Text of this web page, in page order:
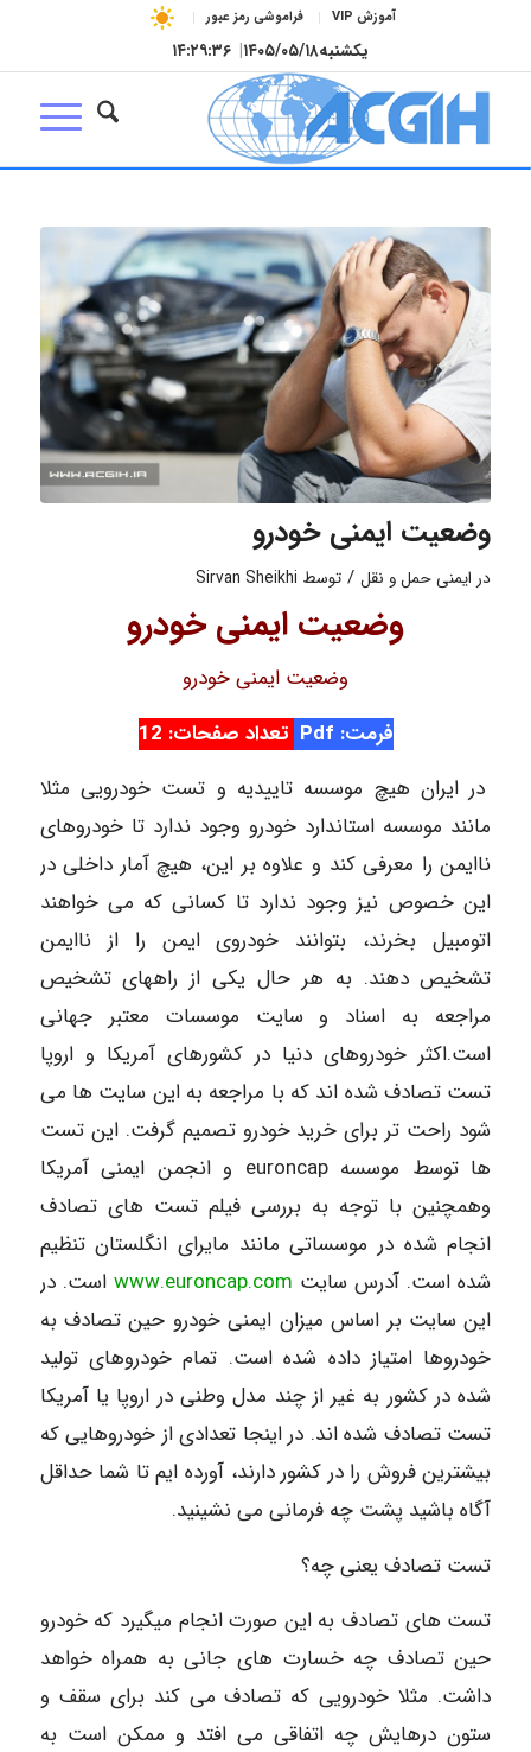
آموزش VIP فراموشی رمز عبور
یکشنبه۱۴۰۵/۰۵/۱۸| ۱۴:۲۹:۳۶
وضعیت ایمنی خودرو
در ایمنی حمل و نقل / توسط Sirvan Sheikhi
وضعیت ایمنی خودرو
وضعیت ایمنی خودرو
فرمت: Pdf
تعداد صفحات: 12
در ایران هیچ موسسه تاییدیه و تست خودرویی مثلا
مانند موسسه استاندارد خودرو وجود ندارد تا خودروهای
ناایمن را معرفی کند و علاوه بر این، هیچ آمار داخلی در
این خصوص نیز وجود ندارد تا کسانی که می خواهند
اتومبیل بخرند، بتوانند خودروی ایمن را از ناایمن
تشخیص دهند. به هر حال یکی از راههای تشخیص
مراجعه به اسناد و سایت موسسات معتبر جهانی
است.اکثر خودروهای دنیا در کشورهای آمریکا و اروپا
تست تصادف شده اند که با مراجعه به این سایت ها می
شود راحت تر برای خرید خودرو تصمیم گرفت. این تست
ها توسط موسسهeuroncap و انجمن ایمنی آمریکا
وهمچنین با توجه به بررسی فیلم تست های تصادف
انجام شده در موسساتی مانند مایرای انگلستان تنظیم
شده است. آدرس سایت www.euroncap.com است. در
این سایت بر اساس میزان ایمنی خودرو حین تصادف به
خودروها امتیاز داده شده است. تمام خودروهای تولید
شده در کشور به غیر از چند مدل وطنی در اروپا یا آمریکا
تست تصادف شده اند. در اینجا تعدادی از خودروهایی که
بیشترین فروش را در کشور دارند، آورده ایم تا شما حداقل
آگاه باشید پشت چه فرمانی می نشینید.
تست تصادف یعنی چه؟
تست های تصادف به این صورت انجام میگیرد که خودرو
حین تصادف چه خسارت های جانی به همراه خواهد
داشت. مثلا خودرویی که تصادف می کند برای سقف و
ستون درهایش چه اتفاقی می افتد و ممکن است به